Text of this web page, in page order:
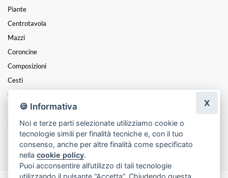
Piante
Centrotavola
Mazzi
Coroncine
Composizioni
Cesti
Cuori
Funebre
San Valentino
Festa Della Mamma
🍪 Informativa
Noi e terze parti selezionate utilizziamo cookie o
tecnologie simili per finalità tecniche e, con il tuo
consenso, anche per altre finalità come specificato
nellacookie policy.
Puoi acconsentire all’utilizzo di tali tecnologie
utilizzando il pulsante “Accetta”. Chiudendo questa
X